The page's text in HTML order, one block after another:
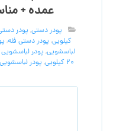
عمده +
پودر دستی, پودر دستی 10
کیلویی, پودر دستی فله,
لباسشویی, پودر لباسشویی 10
20 کیلویی
, پودر